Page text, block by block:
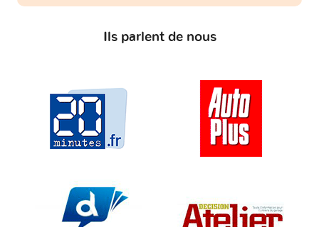
Ils parlent de nous